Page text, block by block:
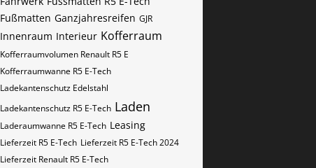
Fußmatten Ganzjahresreifen GJR
Innenraum Interieur Kofferraum
Kofferraumvolumen Renault R5 E
Kofferraumwanne R5 E-Tech
Ladekantenschutz Edelstahl
Ladekantenschutz R5 E-Tech Laden
Laderaumwanne R5 E-Tech Leasing
Lieferzeit R5 E-Tech Lieferzeit R5 E-Tech 2024
Lieferzeit Renault R5 E-Tech